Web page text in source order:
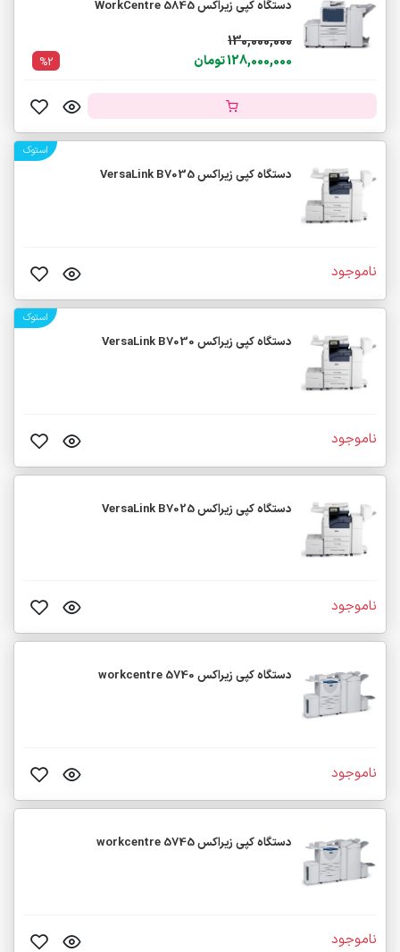
دستگاه کپی زیراکس WorkCentre 5845
130,000,000
128,000,000 تومان
%2
استوک
دستگاه کپی زیراکس VersaLink B7035
ناموجود
استوک
دستگاه کپی زیراکس VersaLink B7030
ناموجود
دستگاه کپی زیراکس VersaLink B7025
ناموجود
دستگاه کپی زیراکس workcentre 5740
ناموجود
دستگاه کپی زیراکس workcentre 5745
ناموجود